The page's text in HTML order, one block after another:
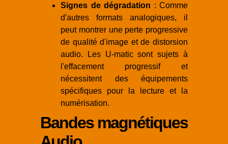
Signes de dégradation : Comme
d'autres formats analogiques, il
peut montrer une perte progressive
de qualité d'image et de distorsion
audio. Les U-matic sont sujets à
l'effacement progressif et
nécessitent des équipements
spécifiques pour la lecture et la
numérisation.
Bandes magnétiques